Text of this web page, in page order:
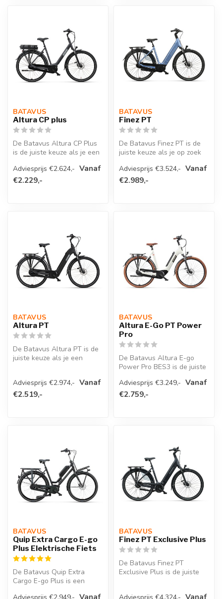
BATAVUS
Altura CP plus
De Batavus Altura CP Plus
is de juiste keuze als je een
Adviesprijs €2.624,- Vanaf
€2.229,-
BATAVUS
Finez PT
De Batavus Finez PT is de
juiste keuze als je op zoek
Adviesprijs €3.524,- Vanaf
€2.989,-
BATAVUS
Altura PT
De Batavus Altura PT is de
juiste keuze als je een
Adviesprijs €2.974,- Vanaf
€2.519,-
BATAVUS
Altura E-Go PT Power
Pro
De Batavus Altura E-go
Power Pro BES3 is de juiste
heuve...
Adviesprijs €3.249,- Vanaf
€2.759,-
BATAVUS
Quip Extra Cargo E-go
Plus Elektrische Fiets
De Batavus Quip Extra
Cargo E-go Plus is een
Adviesprijs €2.949,- Vanaf
BATAVUS
Finez PT Exclusive Plus
De Batavus Finez PT
Exclusive Plus is de juiste
Adviesprijs €4.324,- Vanaf